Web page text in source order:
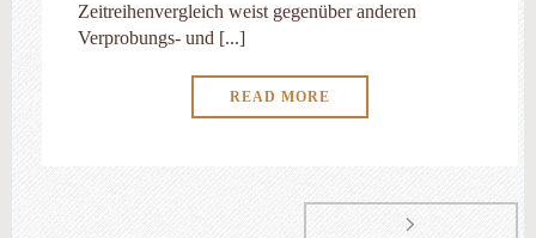
Zeitreihenvergleich weist gegenüber anderen
Verprobungs- und [...]
READ MORE